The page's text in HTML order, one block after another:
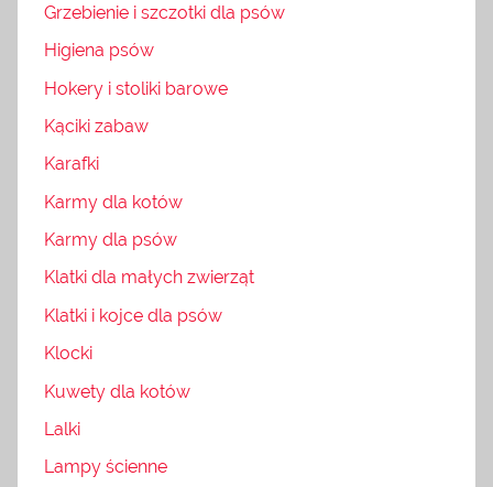
Grzebienie i szczotki dla psów
Higiena psów
Hokery i stoliki barowe
Kąciki zabaw
Karafki
Karmy dla kotów
Karmy dla psów
Klatki dla małych zwierząt
Klatki i kojce dla psów
Klocki
Kuwety dla kotów
Lalki
Lampy ścienne